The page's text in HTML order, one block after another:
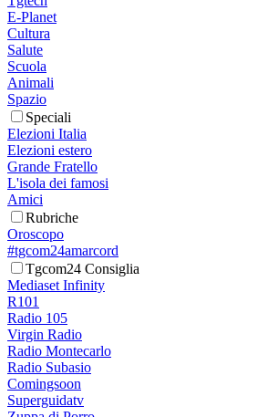
E-Planet
Cultura
Salute
Scuola
Animali
Spazio
Speciali
Elezioni Italia
Elezioni estero
Grande Fratello
L'isola dei famosi
Amici
Rubriche
Oroscopo
#tgcom24amarcord
Tgcom24 Consiglia
Mediaset Infinity
R101
Radio 105
Virgin Radio
Radio Montecarlo
Radio Subasio
Comingsoon
Superguidatv